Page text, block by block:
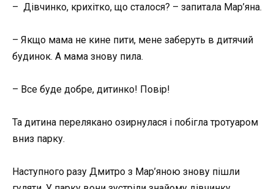
– Дівчинко, крихітко, що сталося? – запитала Мар’яна.
– Якщо мама не кине пити, мене заберуть в дитячий
будинок. А мама знову пила.
– Все буде добре, дитинко! Повір!
Та дитина перелякано озирнулася і побігла тротуаром
вниз парку.
Наступного разу Дмитро з Мар’яною знову пішли